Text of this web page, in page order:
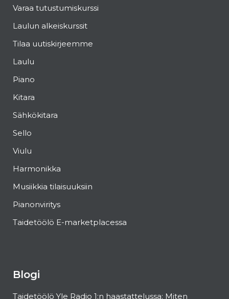
Varaa tutustumiskurssi
Laulun alkeiskurssit
Tilaa uutiskirjeemme
Laulu
Piano
Kitara
Sähkökitara
Sello
Viulu
Harmonikka
Musiikkia tilaisuuksiin
Pianonviritys
Taidetöölö E-marketplacessa
Blogi
Taidetöölö Yle Radio 1:n haastattelussa: Miten